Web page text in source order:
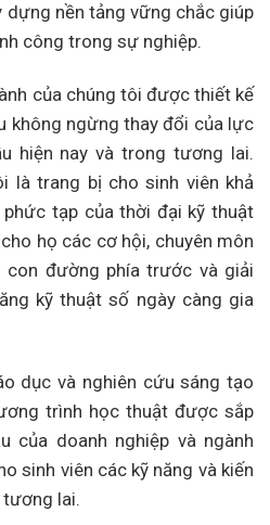
dựng nền tảng vững chắc giúp
công trong sự nghiệp.
của chúng tôi được thiết kế
không ngừng thay đổi của lực
hiện nay và trong tương lai.
là trang bị cho sinh viên khả
tạp của thời đại kỹ thuật
họ các cơ hội, chuyên môn
con đường phía trước và giải
kỹ thuật số ngày càng gia
dục và nghiên cứu sáng tạo
trình học thuật được sắp
của doanh nghiệp và ngành
sinh viên các kỹ năng và kiến
lai.